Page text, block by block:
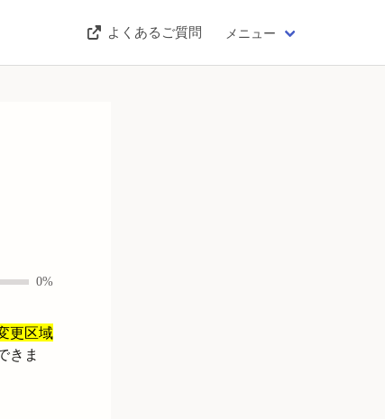
よくあるご質問 メニュー
0%
更区域
きま